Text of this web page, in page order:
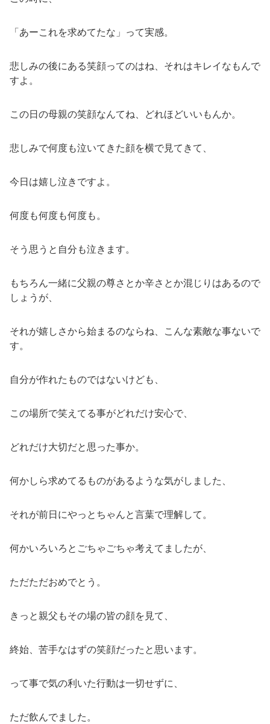
「あーこれを求めてたな」って実感。
悲しみの後にある笑顔ってのはね、それはキレイなもんで
すよ。
この日の母親の笑顔なんてね、どれほどいいもんか。
悲しみで何度も泣いてきた顔を横で見てきて、
今日は嬉し泣きですよ。
何度も何度も何度も。
そう思うと自分も泣きます。
もちろん一緒に父親の尊さとか辛さとか混じりはあるので
しょうが、
それが嬉しさから始まるのならね、こんな素敵な事ないで
す。
自分が作れたものではないけども、
この場所で笑えてる事がどれだけ安心で、
どれだけ大切だと思った事か。
何かしら求めてるものがあるような気がしました、
それが前日にやっとちゃんと言葉で理解して。
何かいろいろとごちゃごちゃ考えてましたが、
ただただおめでとう。
きっと親父もその場の皆の顔を見て、
終始、苦手なはずの笑顔だったと思います。
って事で気の利いた行動は一切せずに、
ただ飲んでました。